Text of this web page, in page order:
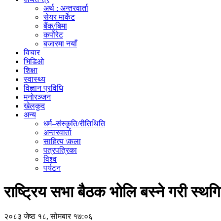
अर्थ : अन्तरवार्ता
सेयर मार्केट
बैंक/बिमा
कर्पोरेट
बजारमा नयाँ
विचार
भिडिओ
शिक्षा
स्वास्थ्य
विज्ञान प्रविधि
मनोरञ्जन
खेलकुद
अन्य
धर्म–संस्कृति/रीतिथिति
अन्तरवार्ता
साहित्य \कला
पत्रपत्रिका
विश्व
पर्यटन
राष्ट्रिय सभा बैठक भोलि बस्ने गरी
२०८३ जेष्ठ १८, सोमबार १७:०६